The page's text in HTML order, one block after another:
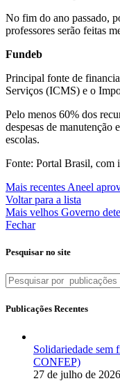
No fim do ano passado,
professores serão feitas
Fundeb
Principal fonte de
Serviços (ICMS) e o
Pelo menos 60% dos
despesas de
escolas.
Fonte: Portal Brasil, com
Mais recentes Aneel
Voltar para a lista
Mais velhos Governo
Fechar
Pesquisar no site
Publicações Recentes
Solidariedade sem
CONFEP)
27 de julho de 2026